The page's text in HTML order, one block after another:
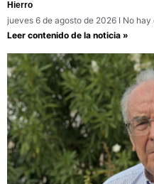
Hierro
jueves 6 de agosto de 2026
No hay
Leer contenido de la noticia »